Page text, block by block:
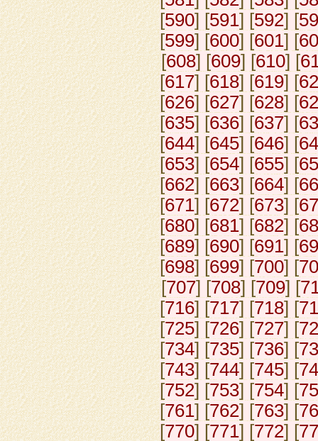
[590] [591] [592] [
[599] [600] [601] [
[608] [609] [610] [
[617] [618] [619] [
[626] [627] [628] [
[635] [636] [637] [
[644] [645] [646] [
[653] [654] [655] [
[662] [663] [664] [
[671] [672] [673] [
[680] [681] [682] [
[689] [690] [691] [
[698] [699] [700] [
[707] [708] [709] [
[716] [717] [718] [
[725] [726] [727] [
[734] [735] [736] [
[743] [744] [745] [
[752] [753] [754] [
[761] [762] [763] [
[770] [771] [772] [